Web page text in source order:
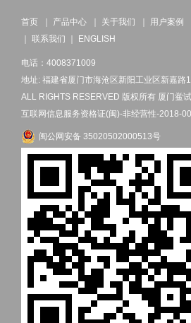
首页 ｜ 产品中心 ｜ 关于我们 ｜ 用户案例
｜ 联系我们 ｜ ENGLISH
电话：4008371009
地址: 福建省厦门市海沧区新阳工业区新嘉路
ALL RIGHTS RESERVED 版权所有 厦门鲎
互联网信息服务资格证(闽)-非经营性-2018-
闽公网安备 35020502000513号